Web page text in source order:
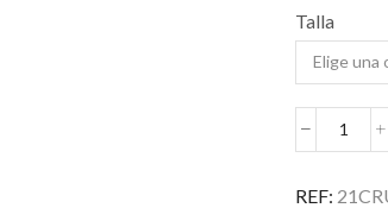
Talla
CruX
REF: